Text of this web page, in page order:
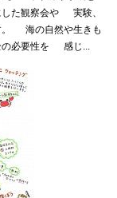
した観察会や 実験、
。 海の自然や生きも
の必要性を 感じ...